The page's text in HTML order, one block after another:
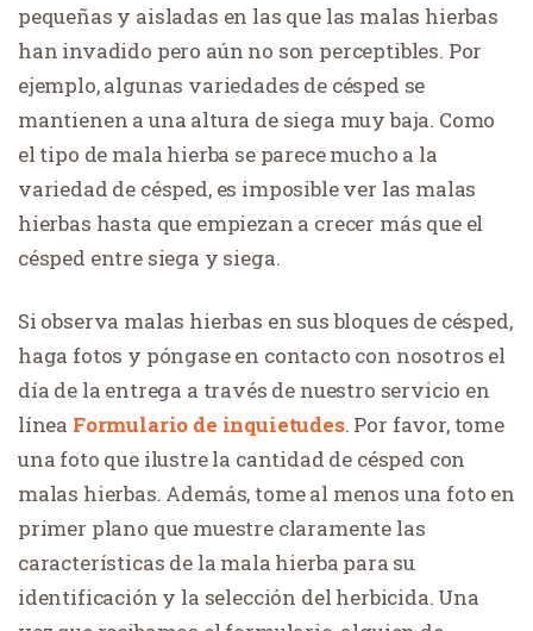
pequeñas y aisladas en las que las malas hierbas
han invadido pero aún no son perceptibles. Por
ejemplo, algunas variedades de césped se
mantienen a una altura de siega muy baja. Como
el tipo de mala hierba se parece mucho a la
variedad de césped, es imposible ver las malas
hierbas hasta que empiezan a crecer más que el
césped entre siega y siega.
Si observa malas hierbas en sus bloques de césped,
haga fotos y póngase en contacto con nosotros el
día de la entrega a través de nuestro servicio en
línea Formulario de inquietudes. Por favor, tome
una foto que ilustre la cantidad de césped con
malas hierbas. Además, tome al menos una foto en
primer plano que muestre claramente las
características de la mala hierba para su
identificación y la selección del herbicida. Una